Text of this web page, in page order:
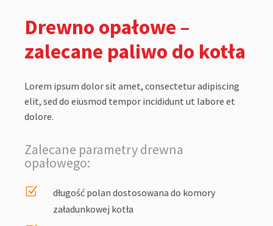
Drewno opałowe –
zalecane paliwo do kotła
Lorem ipsum dolor sit amet, consectetur adipiscing
elit, sed do eiusmod tempor incididunt ut labore et
dolore.
Zalecane parametry drewna
opałowego:
Z
długość polan dostosowana do komory
załadunkowej kotła